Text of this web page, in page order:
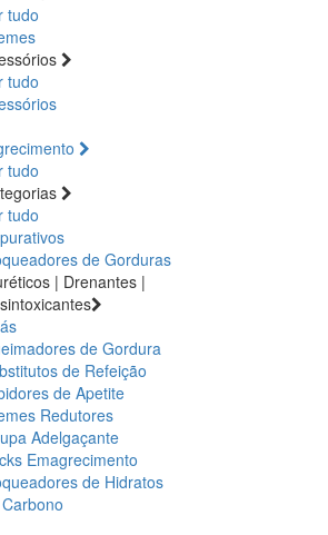
tudo
tudo
tudo
tudo
de Gorduras
| Drenantes |
de Gordura
de Refeição
de Apetite
Redutores
Adelgaçante
Emagrecimento
de Hidratos